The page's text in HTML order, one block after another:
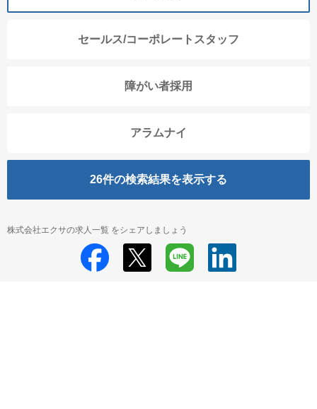
セールス/コーポレートスタッフ
障がい者採用
アラムナイ
26件の検索結果を表示する
株式会社エクサの求人一覧 をシェアしましょう